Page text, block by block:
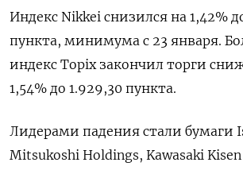
Индекс Nikkei снизился на 1,42%
пункта, минимума с 23 января.
индекс Topix закончил торги
1,54% до 1.929,30 пункта.
Лидерами падения стали бумаги
Mitsukoshi Holdings, Kawasaki